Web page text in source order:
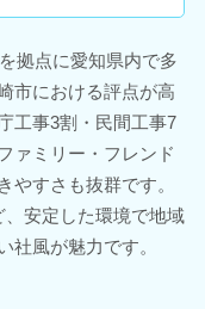
拠点に愛知県内で多
市における評点が高
工事3割・民間工事7
ァミリー・フレンド
やすさも抜群です。
安定した環境で地域
社風が魅力です。